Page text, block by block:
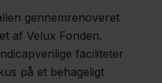
gennemrenoveret
af Velux Fonden.
faciliteter
på et behageligt